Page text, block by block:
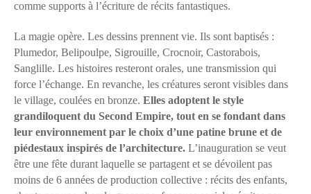
comme supports à l’écriture de récits fantastiques.
La magie opère. Les dessins prennent vie. Ils sont baptisés :
Plumedor, Belipoulpe, Sigrouille, Crocnoir, Castorabois,
Sanglille. Les histoires resteront orales, une transmission qui
force l’échange. En revanche, les créatures seront visibles dans
le village, coulées en bronze. Elles adoptent le style
grandiloquent du Second Empire, tout en se fondant dans
leur environnement par le choix d’une patine brune et de
piédestaux inspirés de l’architecture. L’inauguration se veut
être une fête durant laquelle se partagent et se dévoilent pas
moins de 6 années de production collective : récits des enfants,